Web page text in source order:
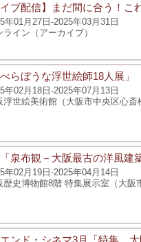
イブ配信】まだ間に合う！こ
年01月27日-2025年03月31日
ライン（アーカイブ）
らぼうな浮世絵師18人展」
年02月18日-2025年07月13日
浮世絵美術館（大阪市中央区心斎
泉布観－大阪最古の洋風建
年02月19日-2025年04月14日
歴史博物館8階 特集展示室（大阪
ンド・シネマ3月「特集 大